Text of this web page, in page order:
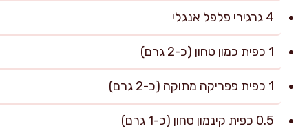
4 גרגירי פלפל אנגלי
1 כפית כמון טחון (כ-2 גרם)
1 כפית פפריקה מתוקה (כ-2 גרם)
0.5 כפית קינמון טחון (כ-1 גרם)